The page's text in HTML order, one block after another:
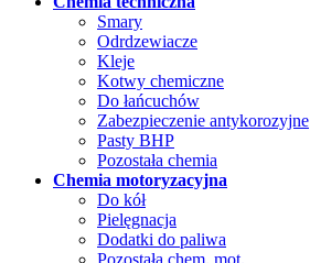
Smary
Odrdzewiacze
Kleje
Kotwy chemiczne
Do łańcuchów
Zabezpieczenie antykorozyjne
Pasty BHP
Pozostała chemia
Chemia motoryzacyjna
Do kół
Pielęgnacja
Dodatki do paliwa